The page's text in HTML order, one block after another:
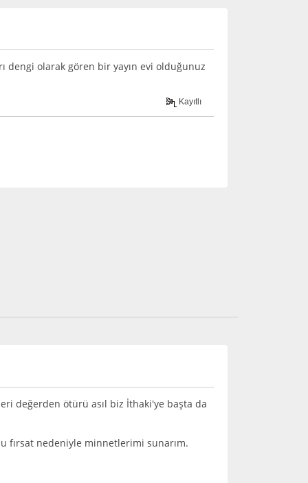
dengi olarak gören bir yayın evi olduğunuz
Kayıtlı
değerden ötürü asıl biz İthaki'ye başta da
fırsat nedeniyle minnetlerimi sunarım.